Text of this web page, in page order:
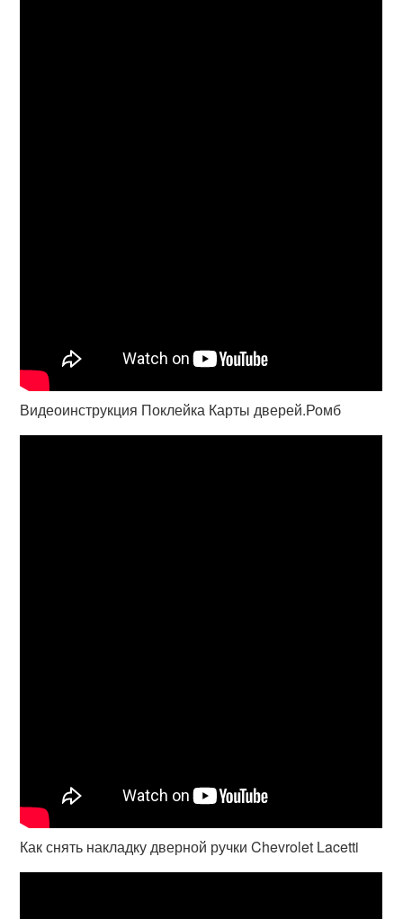
Видеоинструкция Поклейка Карты дверей.Ромб
Как снять накладку дверной ручки Chevrolet Lacetti